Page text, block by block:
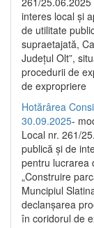
interes local și
de utilitate
supraetajată,
Județul Olt”,
procedurii de
de expropriere
Hotărârea
30.09.2025-
Local nr. 261/
publică şi de
pentru lucrarea
„Construire
Muncipiul
declanşarea
în coridorul de